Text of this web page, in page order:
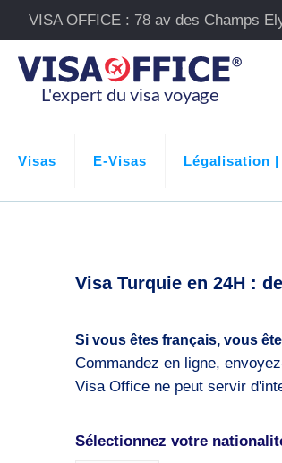
VISA OFFICE : 78 av des Champs
Visas E-Visas Légalisation
Visa Turquie en 24H :
Si vous êtes français, vous
Commandez en ligne,
Visa Office ne peut servir
Sélectionnez votre